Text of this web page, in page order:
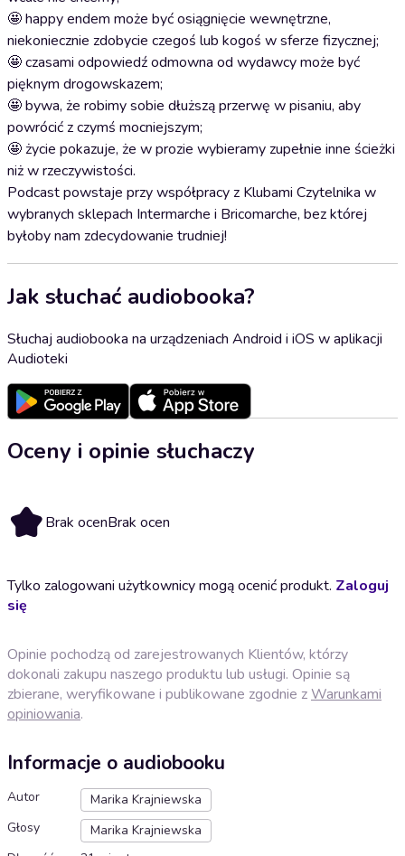
🤩 happy endem może być osiągnięcie wewnętrzne,
niekoniecznie zdobycie czegoś lub kogoś w sferze fizycznej;
🤩 czasami odpowiedź odmowna od wydawcy może być
pięknym drogowskazem;
🤩 bywa, że robimy sobie dłuższą przerwę w pisaniu, aby
powrócić z czymś mocniejszym;
🤩 życie pokazuje, że w prozie wybieramy zupełnie inne ścieżki
niż w rzeczywistości.
Podcast powstaje przy współpracy z Klubami Czytelnika w
wybranych sklepach Intermarche i Bricomarche, bez której
byłoby nam zdecydowanie trudniej!
Jak słuchać audiobooka?
Słuchaj audiobooka na urządzeniach Android i iOS w aplikacji
Audioteki
Oceny i opinie słuchaczy
Brak ocenBrak ocen
Tylko zalogowani użytkownicy mogą ocenić produkt. Zaloguj
się
Opinie pochodzą od zarejestrowanych Klientów, którzy
dokonali zakupu naszego produktu lub usługi. Opinie są
zbierane, weryfikowane i publikowane zgodnie zWarunkami
opiniowania.
Informacje o audiobooku
Autor
Marika Krajniewska
Głosy
Marika Krajniewska